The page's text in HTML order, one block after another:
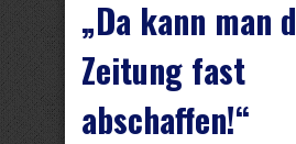
„Da kann man
Zeitung fast
abschaffen!“